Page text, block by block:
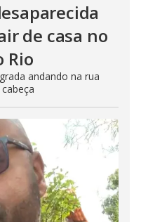
de casa no
Rio
andando na rua